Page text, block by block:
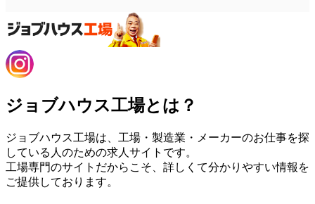
ジョブハウス工場とは？
ジョブハウス工場は、工場・製造業・メーカーのお仕事を探
している人のための求人サイトです。
工場専門のサイトだからこそ、詳しくて分かりやすい情報を
ご提供しております。